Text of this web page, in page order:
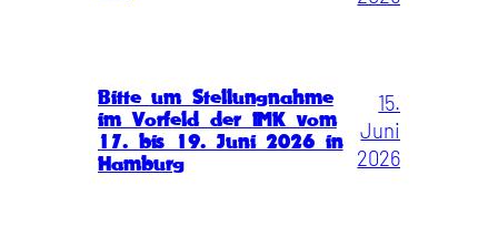
Bitte um Stellungnahme
im Vorfeld der IMK vom
17. bis 19. Juni 2026 in
Hamburg
15.
Juni
2026